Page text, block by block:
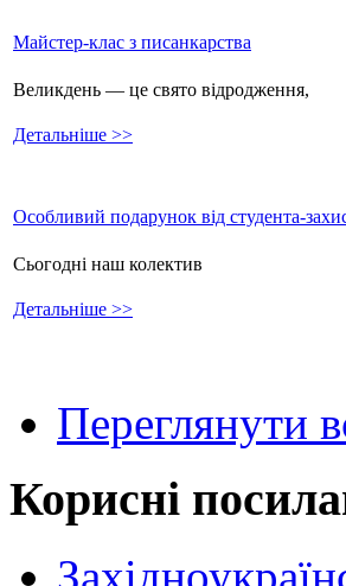
Майстер-клас з писанкарства
Великдень — це свято відродження,
Детальніше >>
Особливий подарунок від студента-
Сьогодні наш колектив
Детальніше >>
Переглянути
Корисні